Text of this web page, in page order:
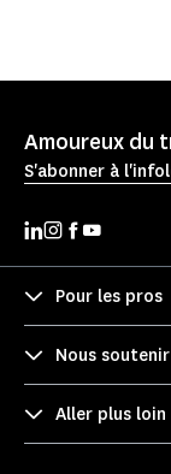
Amoureux du
S'abonner à
Pour les pros
Nous soutenir
Aller plus loin